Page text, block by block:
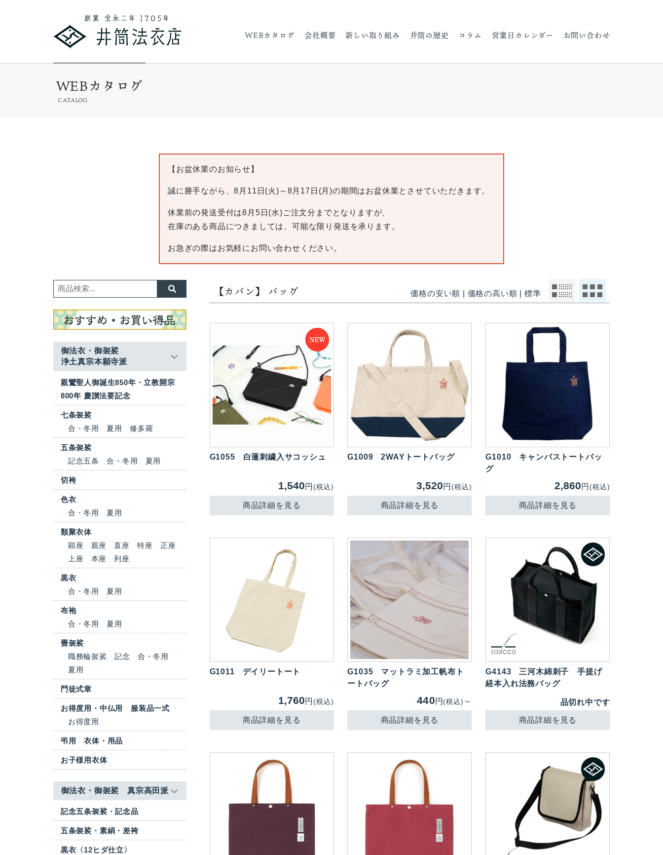
WEBカタログ 会社概要 新しい取り組み 井筒の歴史 コラム 営業日カレンダー お問い合わせ
WEBカタログ
CATALOG
【お盆休業のお知らせ】
誠に勝手ながら、8月11日(火)～8月17日(月)の期間はお盆休業とさせていただきます。
休業前の発送受付は8月5日(水)ご注文分までとなりますが、
在庫のある商品につきましては、可能な限り発送を承ります。
お急ぎの際はお気軽にお問い合わせください。
【カバン】 バッグ 価格の安い順 価格の高い順 標準
G1055 白蓮刺繍入サコッシュ
1,540円(税込)
商品詳細を見る
G1009 2WAYトートバッグ
3,520円(税込)
商品詳細を見る
G1010
キャンバストートバッ
グ
2,860円(税込)
商品詳細を見る
G1011 デイリートート
1,760円(税込)
商品詳細を見る
G1035
マットラミ加工帆布ト
ートバッグ
440円(税込) ～
商品詳細を見る
G4143
三河木綿刺子 手提げ
経本入れ法務バッグ
品切れ中です
商品詳細を見る
御法衣・御袈裟
浄土真宗本願寺派
親鸞聖人御誕生850年・立教開宗
800年 慶讃法要記念
七条袈裟
合・冬用
夏用 修多羅
五条袈裟
記念五条
合・冬用 夏用
切袴
色衣
合・冬用
夏用
類聚衣体
顕座
親座 直座 特座
正座
上座
本座 列座
黒衣
合・冬用
夏用
布袍
合・冬用
夏用
畳袈裟
職務輪袈裟
記念
合・冬用
夏用
門徒式章
お得度用・中仏用 服装品一式
お得度用
弔用 衣体・用品
お子様用衣体
御法衣・御袈裟 真宗高田派
記念五条袈裟・記念品
五条袈裟・素絹・差袴
黒衣〈12ヒダ仕立〉